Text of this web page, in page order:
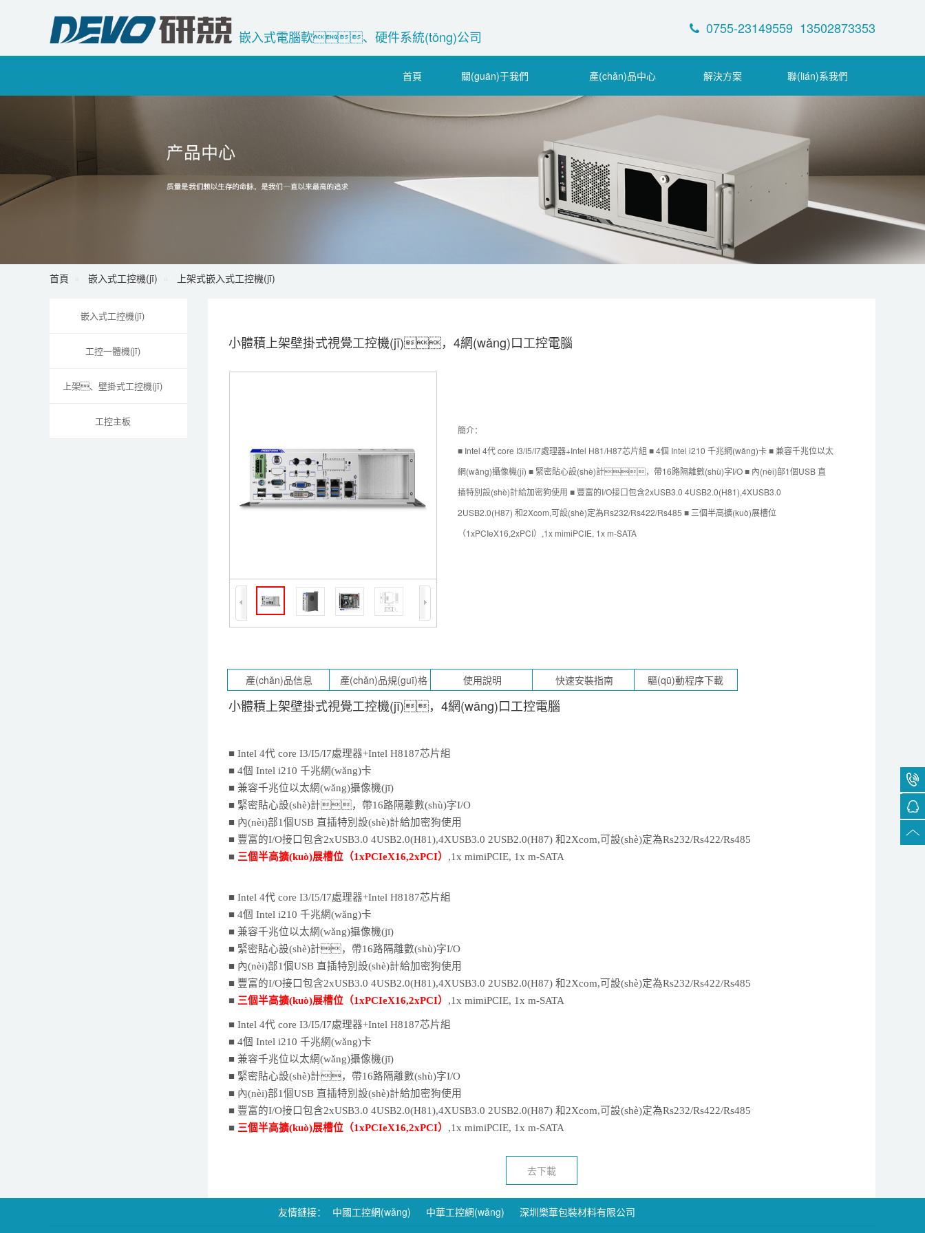
嵌入式電腦軟、硬件系統(tǒng)公司 0755-23149559 13502873353
首頁 關(guān)于我們 產(chǎn)品中心 解決方案 聯(lián)系我們
首頁 嵌入式工控機(jī) 上架式嵌入式工控機(jī)
嵌入式工控機(jī)
工控一體機(jī)
上架、壁掛式工控機(jī)
工控主板
小體積上架壁掛式視覺工控機(jī)，4網(wǎng)口工控電腦
簡介：
■ Intel 4代 core I3/I5/I7處理器+Intel H81/H87芯片組 ■ 4個 Intel i210 千兆網(wǎng)卡 ■ 兼容千兆位以太
網(wǎng)攝像機(jī) ■ 緊密貼心設(shè)計，帶16路隔離數(shù)字I/O ■ 內(nèi)部1個USB 直
插特別設(shè)計給加密狗使用 ■ 豐富的I/O接口包含2xUSB3.0 4USB2.0(H81),4XUSB3.0
2USB2.0(H87) 和2Xcom,可設(shè)定為Rs232/Rs422/Rs485 ■ 三個半高擴(kuò)展槽位
（1xPCIeX16,2xPCI）,1x mimiPCIE, 1x m-SATA
小體積上架壁掛式視覺工控機(jī)，4網(wǎng)口工控電腦
■ Intel 4代 core I3/I5/I7處理器+Intel H8187芯片組
■ 4個 Intel i210 千兆網(wǎng)卡
■ 兼容千兆位以太網(wǎng)攝像機(jī)
■ 緊密貼心設(shè)計，帶16路隔離數(shù)字I/O
■ 內(nèi)部1個USB 直插特別設(shè)計給加密狗使用
■ 豐富的I/O接口包含2xUSB3.0 4USB2.0(H81),4XUSB3.0 2USB2.0(H87) 和 2Xcom,可 設(shè)定為Rs232/Rs422/Rs485
■ 三個半高擴(kuò)展槽位（1xPCIeX16,2xPCI） ,1x mimiPCIE, 1x m-SATA
■ Intel 4代 core I3/I5/I7處理器+Intel H8187芯片組
■ 4個 Intel i210 千兆網(wǎng)卡
■ 兼容千兆位以太網(wǎng)攝像機(jī)
■ 緊密貼心設(shè)計，帶16路隔離數(shù)字I/O
■ 內(nèi)部1個USB 直插特別設(shè)計給加密狗使用
■ 豐富的I/O接口包含2xUSB3.0 4USB2.0(H81),4XUSB3.0 2USB2.0(H87) 和 2Xcom,可 設(shè)定為Rs232/Rs422/Rs485
■ 三個半高擴(kuò)展槽位（1xPCIeX16,2xPCI） ,1x mimiPCIE, 1x m-SATA
■ Intel 4代 core I3/I5/I7處理器+Intel H8187芯片組
■ 4個 Intel i210 千兆網(wǎng)卡
■ 兼容千兆位以太網(wǎng)攝像機(jī)
■ 緊密貼心設(shè)計，帶16路隔離數(shù)字I/O
■ 內(nèi)部1個USB 直插特別設(shè)計給加密狗使用
■ 豐富的I/O接口包含2xUSB3.0 4USB2.0(H81),4XUSB3.0 2USB2.0(H87) 和 2Xcom,可 設(shè)定為Rs232/Rs422/Rs485
■ 三個半高擴(kuò)展槽位（1xPCIeX16,2xPCI） ,1x mimiPCIE, 1x m-SATA
去下載
友情鏈接： 中國工控網(wǎng) 中華工控網(wǎng) 深圳樂華包裝材料有限公司